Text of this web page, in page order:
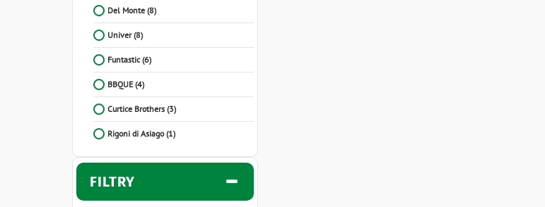
Del Monte (8)
Univer (8)
Funtastic (6)
BBQUE (4)
Curtice Brothers (3)
Rigoni di Asiago (1)
FILTRY